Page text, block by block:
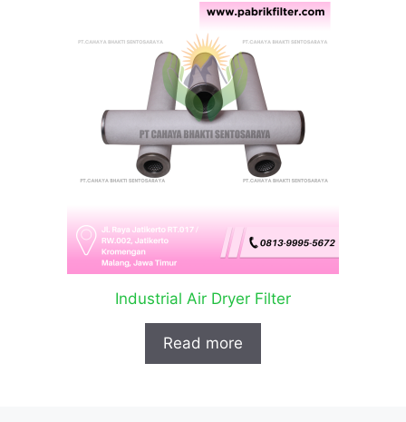
Industrial Air Dryer Filter
Read more